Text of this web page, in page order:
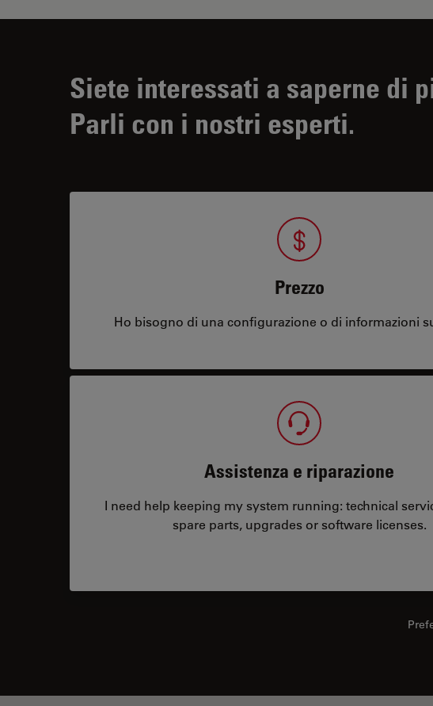
Siete interessati a saperne di
Parli con i nostri esperti.
Prezzo
Ho bisogno di una configurazione o di informazioni
Assistenza e riparazione
I need help keeping my system running: technical
spare parts, upgrades or software licenses.